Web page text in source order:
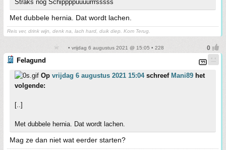
Straks nog Schippppuuuurrrsssss
Met dubbele hernia. Dat wordt lachen.
Reis ver, drink wijn, denk na, lach hard, duik diep. Kom Terug.
• vrijdag 6 augustus 2021 @ 15:05 • 228
Felagund
Op vrijdag 6 augustus 2021 15:04schreef Mani89 het
volgende:
[..]
Met dubbele hernia. Dat wordt lachen.
Mag ze dan niet wat eerder starten?